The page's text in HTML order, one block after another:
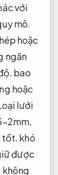
với
mô.
hoặc
ngăn
bao
hoặc
lưới
tốt. khó
được
không